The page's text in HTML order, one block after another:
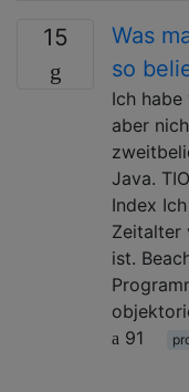
15
Was
so
Ich
aber
Java.
Index
Zeitalter
ist.
91